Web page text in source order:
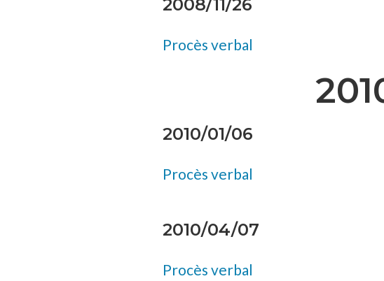
2008/11/26
Procès verbal
2010/01/06
Procès verbal
2010/04/07
Procès verbal